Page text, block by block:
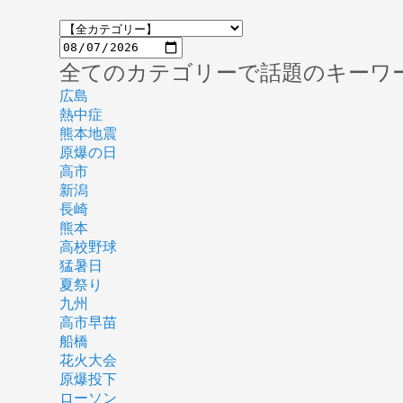
全てのカテゴリーで話題のキーワ
広島
熱中症
熊本地震
原爆の日
高市
新潟
長崎
熊本
高校野球
猛暑日
夏祭り
九州
高市早苗
船橋
花火大会
原爆投下
ローソン